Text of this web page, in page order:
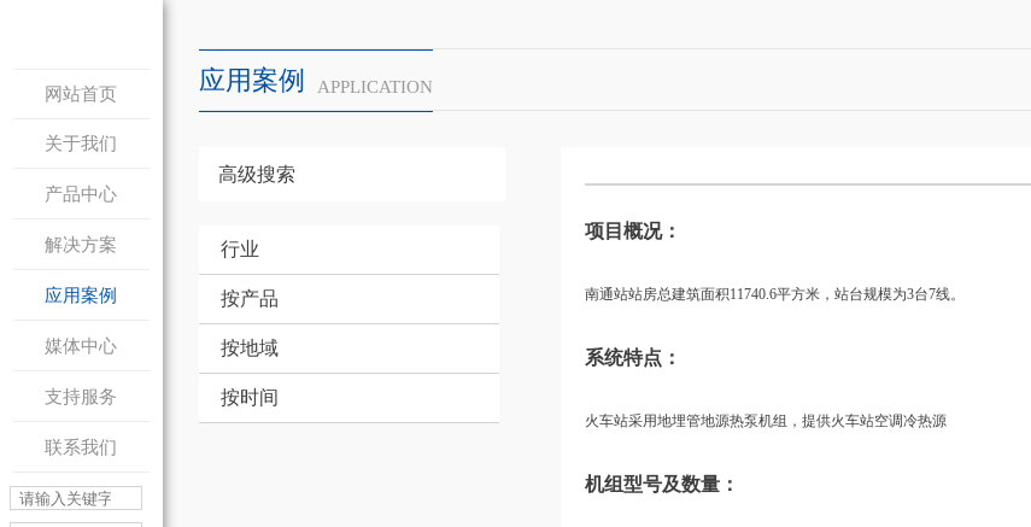
网站首页
关于我们
产品中心
解决方案
应用案例
媒体中心
支持服务
联系我们
应用案例 APPLICATION
高级搜索
行业
按产品
按地域
按时间
项目概况：
南通站站房总建筑面积11740.6平方米，站台规模为3台7线。
系统特点：
火车站采用地埋管地源热泵机组，提供火车站空调冷热源
机组型号及数量：